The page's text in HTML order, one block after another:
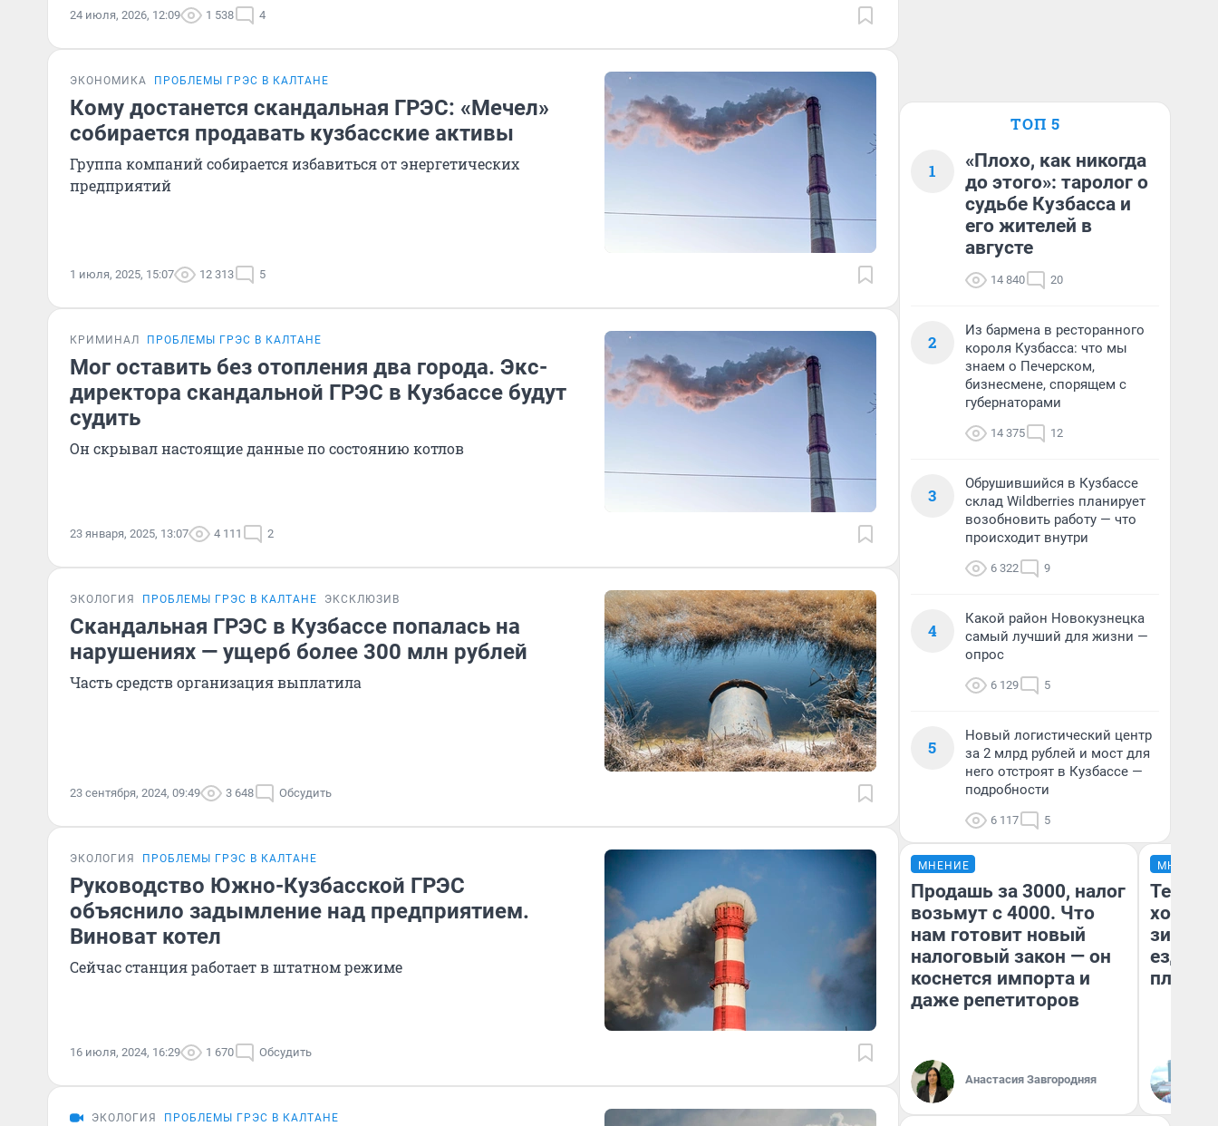
24 июля, 2026, 12:09 1 538 4
ЭКОНОМИКА ПРОБЛЕМЫ ГРЭС В КАЛТАНЕ
Кому достанется скандальная ГРЭС: «Мечел»
собирается продавать кузбасские активы
Группа компаний собирается избавиться от энергетических
предприятий
1 июля, 2025, 15:07 12 313 5
КРИМИНАЛ ПРОБЛЕМЫ ГРЭС В КАЛТАНЕ
Мог оставить без отопления два города. Экс-
директора скандальной ГРЭС в Кузбассе будут
судить
Он скрывал настоящие данные по состоянию котлов
23 января, 2025, 13:07 4 111 2
ЭКОЛОГИЯ ПРОБЛЕМЫ ГРЭС В КАЛТАНЕ ЭКСКЛЮЗИВ
Скандальная ГРЭС в Кузбассе попалась на
нарушениях — ущерб более 300 млн рублей
Часть средств организация выплатила
23 сентября, 2024, 09:49 3 648 Обсудить
ЭКОЛОГИЯ ПРОБЛЕМЫ ГРЭС В КАЛТАНЕ
Руководство Южно-Кузбасской ГРЭС
объяснило задымление над предприятием.
Виноват котел
Сейчас станция работает в штатном режиме
16 июля, 2024, 16:29 1 670 Обсудить
ЭКОЛОГИЯ ПРОБЛЕМЫ ГРЭС В КАЛТАНЕ
ТОП 5
1
«Плохо, как никогда
до этого»: таролог о
судьбе Кузбасса и
его жителей в
августе
14 840 20
2
Из бармена в ресторанного
короля Кузбасса: что мы
знаем о Печерском,
бизнесмене, спорящем с
губернаторами
14 375 12
3
Обрушившийся в Кузбассе
склад Wildberries планирует
возобновить работу — что
происходит внутри
6 322 9
4
Какой район Новокузнецка
самый лучший для жизни —
опрос
6 129 5
5
Новый логистический центр
за 2 млрд рублей и мост для
него отстроят в Кузбассе —
подробности
6 117 5
МНЕНИЕ
Продашь за 3000, налог
возьмут с 4000. Что
нам готовит новый
налоговый закон — он
коснется импорта и
даже репетиторов
Анастасия Завгородняя
МНЕНИЕ
Тепло
зимой.
ездит
плюсы